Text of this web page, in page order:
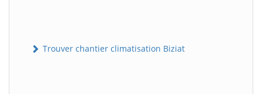
Trouver chantier climatisation Biziat